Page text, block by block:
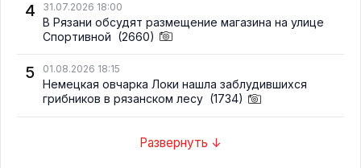
4 31.07.2026 18:00
В Рязани обсудят размещение магазина на улице
Спортивной (2660)
5 01.08.2026 18:15
Немецкая овчарка Локи нашла заблудившихся
грибников в рязанском лесу (1734)
Развернуть ↓